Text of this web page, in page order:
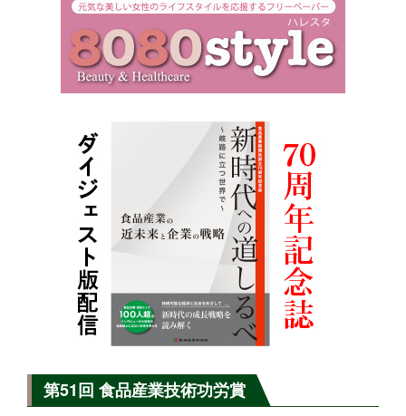
第51回 食品産業技術功労賞